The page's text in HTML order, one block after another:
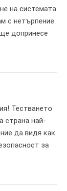
на системата
с нетърпение
допринесе
Тестването
страна най-
да видя как
за